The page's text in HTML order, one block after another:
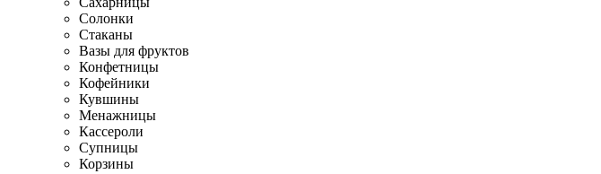
Солонки
Стаканы
Вазы для фруктов
Конфетницы
Кофейники
Кувшины
Менажницы
Кассероли
Супницы
Корзины